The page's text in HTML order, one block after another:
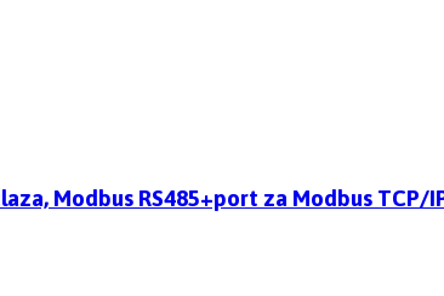
Modbus RS485+port za Modbus TCP/